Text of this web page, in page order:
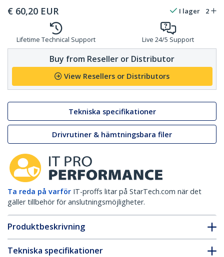
€ 60,20 EUR I lager 2
Lifetime Technical Support Live 24/5 Support
Buy from Reseller or Distributor
View Resellers or Distributors
Tekniska specifikationer
Drivrutiner & hämtningsbara filer
Ta reda på varför IT-proffs litar på StarTech.com när det
gäller tillbehör för anslutningsmöjligheter.
Produktbeskrivning
Tekniska specifikationer